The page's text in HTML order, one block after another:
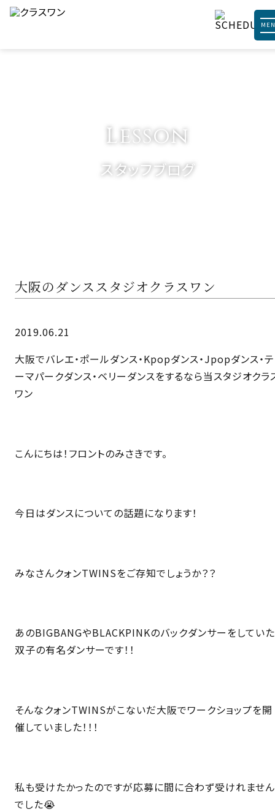
Lesson
スタッフブログ
大阪のダンススタジオクラスワン
2019.06.21
大阪でバレエ・ポールダンス・Kpopダンス・Jpopダンス・テ
ーマパークダンス・ベリーダンスをするなら当スタジオクラ
ワン
こんにちは！フロントのみさきです。
今日はダンスについての話題になります！
みなさんクォンTWINSをご存知でしょうか？？
あのBIGBANGやBLACKPINKのバックダンサーをしていた
双子の有名ダンサーです！！
そんなクォンTWINSがこないだ大阪でワークショップを開
催していました！！！
私も受けたかったのですが応募に間に合わず受けれません
でした😭